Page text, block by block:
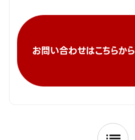
お問い合わせはこちらから